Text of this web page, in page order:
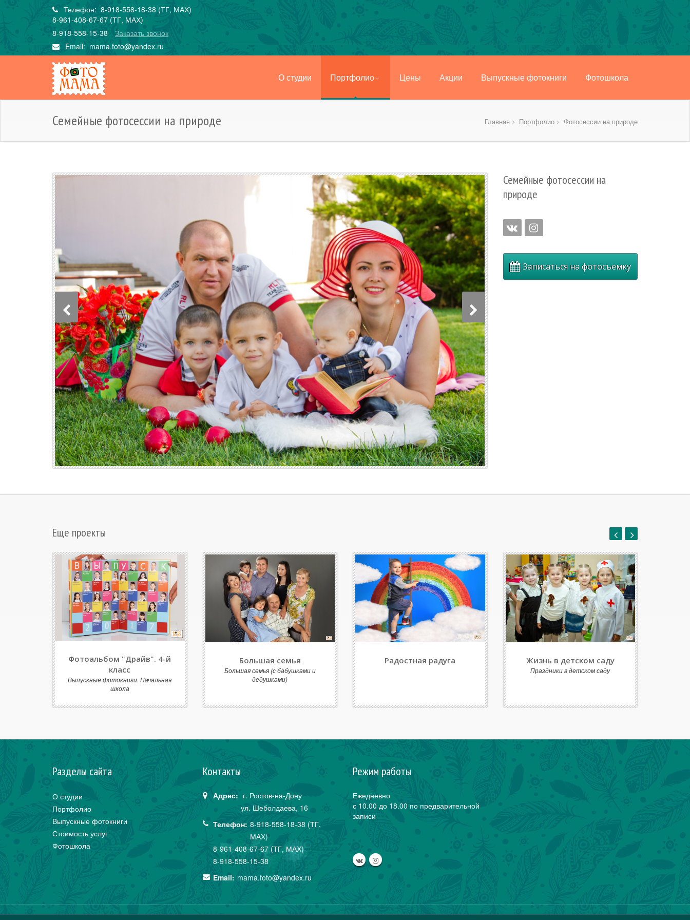
Телефон: 8-918-558-18-38 (ТГ, МАХ)
8-961-408-67-67 (ТГ, МАХ)
8-918-558-15-38
Заказать звонок
Email:mama.foto@yandex.ru
О студии Портфолио Цены Акции Выпускные фотокниги Фотошкола
Семейные фотосессии на природе Главная Портфолио Фотосессии на природе
Семейные фотосессии на
природе
Записаться на фотосъемку
Еще проекты
Фотоальбом "Драйв". 4-й
класс
Выпускные фотокниги. Начальная
школа
Большая семья
Большая семья (с бабушками и
дедушками)
Радостная радуга Жизнь в детском саду
Праздники в детском саду
Разделы сайта
О студии
Портфолио
Выпускные фотокниги
Стоимость услуг
Фотошкола
Контакты
Адрес: г. Ростов-на-Дону
ул. Шеболдаева, 16
Телефон: 8-918-558-18-38 (ТГ,
МАХ)
8-961-408-67-67 (ТГ, МАХ)
8-918-558-15-38
Email: mama.foto@yandex.ru
Режим работы
Ежедневно
с 10.00 до 18.00 по предварительной
записи